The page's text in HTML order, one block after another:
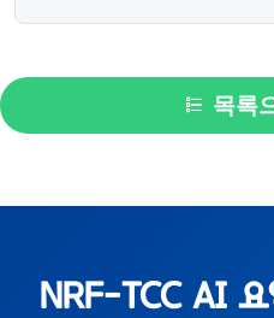
목록
NRF-TCC AI 요